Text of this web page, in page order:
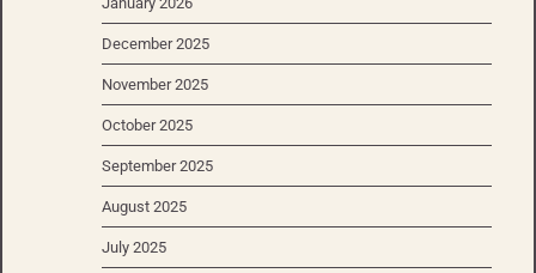
December 2025
November 2025
October 2025
September 2025
August 2025
July 2025